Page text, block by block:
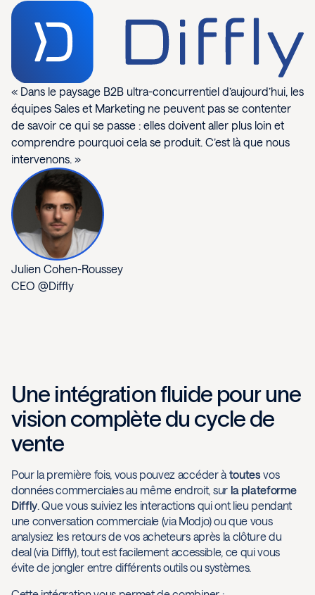
« Dans le paysage B2B ultra-concurrentiel d’aujourd’hui, les
équipes Sales et Marketing ne peuvent pas se contenter
de savoir ce qui se passe : elles doivent aller plus loin et
comprendre pourquoi cela se produit. C’est là que nous
intervenons. »
Julien Cohen-Roussey
CEO @Diffly
Une intégration fluide pour une
vision complète du cycle de
vente
Pour la première fois, vous pouvez accéder à toutesvos
données commerciales au même endroit, sur la plateforme
Diffly . Que vous suiviez les interactions qui ont lieu pendant
une conversation commerciale (via Modjo) ou que vous
analysiez les retours de vos acheteurs après la clôture du
deal (via Diffly), tout est facilement accessible, ce qui vous
évite de jongler entre différents outils ou systèmes.